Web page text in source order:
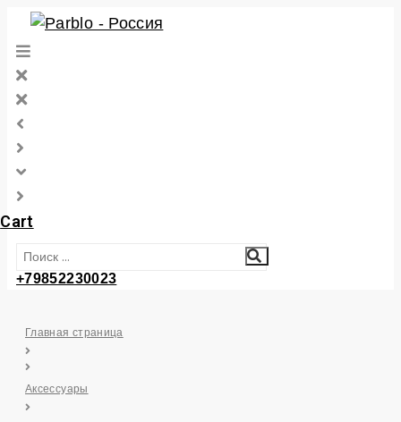
Перейти
контенту
Cart
+79852230023
Главная страница
Аксессуары